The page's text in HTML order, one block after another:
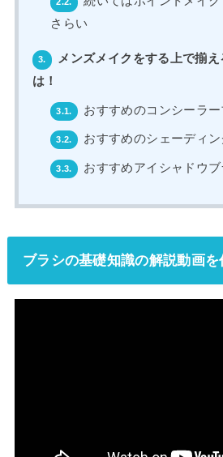
2.2.
さらい
3.
メンズメイクをする上で揃え
は！
3.1. おすすめのコンシーラー
3.2. おすすめのシェーディ
3.3. おすすめアイシャドウブ
ブラシの基礎知識の解説動画を